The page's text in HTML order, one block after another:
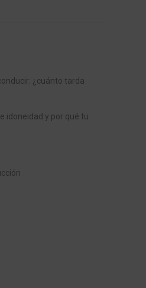
¿cuánto tarda
idoneidad y por qué tu